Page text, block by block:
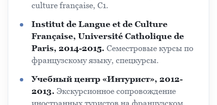
culture française, C1.
Institut de Langue et de Culture
Française, Université Catholique de
Paris, 2014-2015. Семестровые курсы по
французскому языку, спецкурсы.
Учебный центр «Интурист», 2012-
2013. Экскурсионное сопровождение